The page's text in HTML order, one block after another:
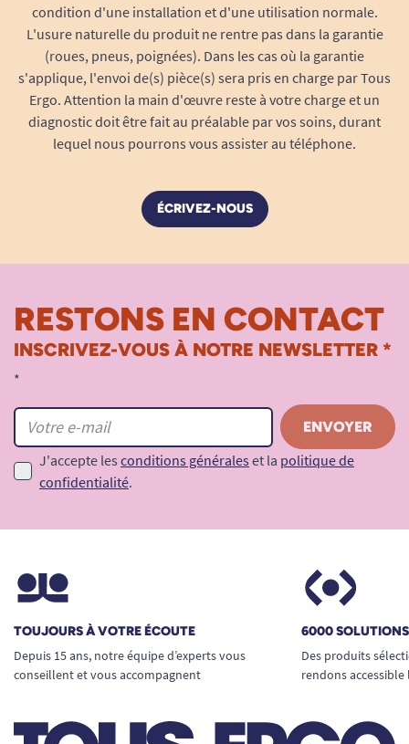
condition d'une installation et d'une utilisation normale.
L'usure naturelle du produit ne rentre pas dans la garantie
(roues, pneus, poignées). Dans les cas où la garantie
s'applique, l'envoi de(s) pièce(s) sera pris en charge par Tous
Ergo. Attention la main d'œuvre reste à votre charge et un
diagnostic doit être fait au préalable par vos soins, durant
lequel nous pourrons vous assister au téléphone.
ÉCRIVEZ-NOUS
RESTONS EN CONTACT
INSCRIVEZ-VOUS À NOTRE NEWSLETTER *
*
J'accepte les conditions générales et la politique de
confidentialité.
TOUJOURS À VOTRE ÉCOUTE
Depuis 15 ans, notre équipe d’experts vous
conseillent et vous accompagnent
6000
Des produits
rendons